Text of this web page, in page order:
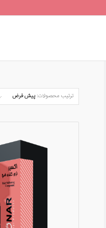
ترتیب محصولات:پیش فرض